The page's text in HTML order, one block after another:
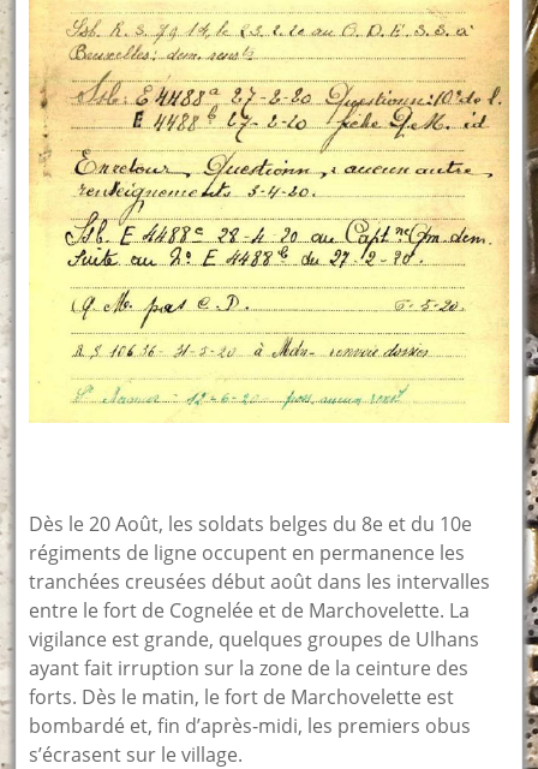
Dès le 20 Août, les soldats belges du 8e et du 10e
régiments de ligne occupent en permanence les
tranchées creusées début août dans les intervalles
entre le fort de Cognelée et de Marchovelette. La
vigilance est grande, quelques groupes de Ulhans
ayant fait irruption sur la zone de la ceinture des
forts. Dès le matin, le fort de Marchovelette est
bombardé et, fin d’après-midi, les premiers obus
s’écrasent sur le village.